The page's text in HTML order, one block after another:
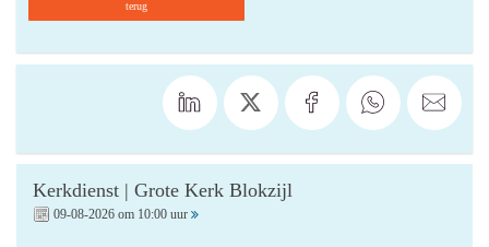
terug
Kerkdienst | Grote Kerk Blokzijl
09-08-2026 om 10:00 uur